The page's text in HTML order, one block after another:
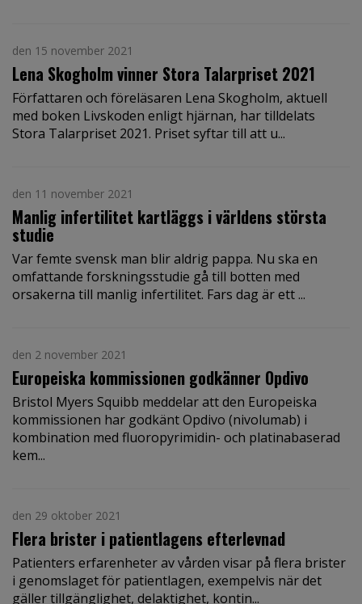
den 15 november 2021
Lena Skogholm vinner Stora Talarpriset 2021
Författaren och föreläsaren Lena Skogholm, aktuell
med boken Livskoden enligt hjärnan, har tilldelats
Stora Talarpriset 2021. Priset syftar till att u...
den 11 november 2021
Manlig infertilitet kartläggs i världens största
studie
Var femte svensk man blir aldrig pappa. Nu ska en
omfattande forskningsstudie gå till botten med
orsakerna till manlig infertilitet. Fars dag är ett ...
den 2 november 2021
Europeiska kommissionen godkänner Opdivo
Bristol Myers Squibb meddelar att den Europeiska
kommissionen har godkänt Opdivo (nivolumab) i
kombination med fluoropyrimidin- och platinabaserad
kem...
den 29 oktober 2021
Flera brister i patientlagens efterlevnad
Patienters erfarenheter av vården visar på flera brister
i genomslaget för patientlagen, exempelvis när det
gäller tillgänglighet, delaktighet, kontin...